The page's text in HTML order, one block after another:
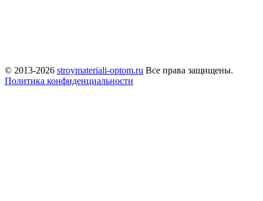
© 2013-2026 stroymateriali-optom.ru Все права защищены.
Политика конфиденциальности